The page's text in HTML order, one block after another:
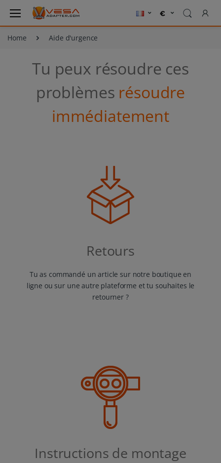
Home Aide d'urgence
Tu peux résoudre ces
problèmes résoudre
immédiatement
Retours
Tu as commandé un article sur notre boutique en
ligne ou sur une autre plateforme et tu souhaites le
retourner ?
Instructions de montage